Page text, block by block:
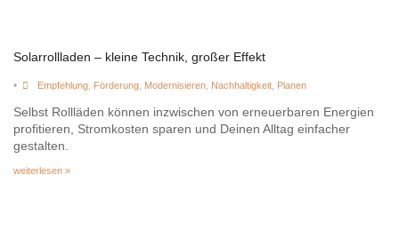
Solarrollladen – kleine Technik, großer Effekt
• Empfehlung, Förderung, Modernisieren, Nachhaltigkeit, Planen
Selbst Rollläden können inzwischen von erneuerbaren Energien
profitieren, Stromkosten sparen und Deinen Alltag einfacher
gestalten.
weiterlesen »